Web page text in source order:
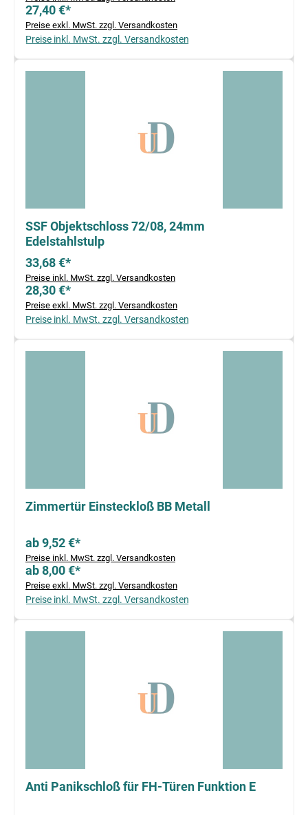
27,40 €*
Preise exkl. MwSt. zzgl. Versandkosten
Preise inkl. MwSt. zzgl. Versandkosten
SSF Objektschloss 72/08, 24mm
Edelstahlstulp
33,68 €*
Preise inkl. MwSt. zzgl. Versandkosten
28,30 €*
Preise exkl. MwSt. zzgl. Versandkosten
Preise inkl. MwSt. zzgl. Versandkosten
Zimmertür Einsteckloß BB Metall
ab 9,52 €*
Preise inkl. MwSt. zzgl. Versandkosten
ab 8,00 €*
Preise exkl. MwSt. zzgl. Versandkosten
Preise inkl. MwSt. zzgl. Versandkosten
Anti Panikschloß für FH-Türen Funktion E